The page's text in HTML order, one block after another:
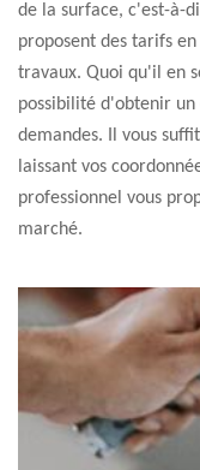
de la surface, c'est-à-
proposent des tarifs
travaux. Quoi qu'il en
possibilité d'obtenir
demandes. Il vous
laissant vos
professionnel vous
marché.